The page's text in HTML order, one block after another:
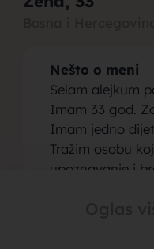
Nešto o meni
Selam alejkum
Imam 33 god.
Imam jedno
Tražim osobu
upoznavanje i
za